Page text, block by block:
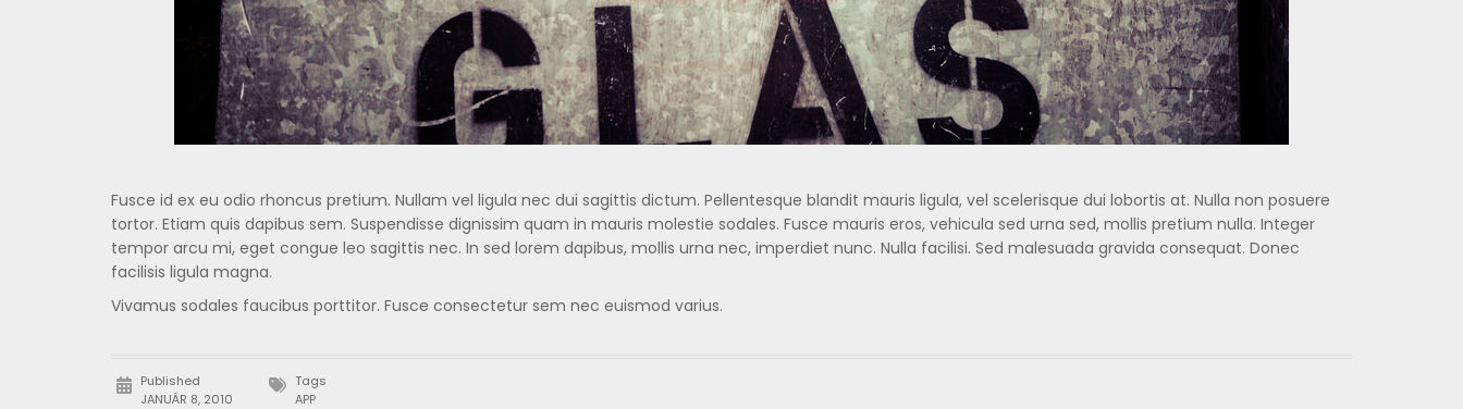
Fusce id ex eu odio rhoncus pretium. Nullam vel ligula nec dui sagittis dictum. Pellentesque blandit mauris ligula, vel scelerisque dui lobortis at. Nulla non posuere
tortor. Etiam quis dapibus sem. Suspendisse dignissim quam in mauris molestie sodales. Fusce mauris eros, vehicula sed urna sed, mollis pretium nulla. Integer
tempor arcu mi, eget congue leo sagittis nec. In sed lorem dapibus, mollis urna nec, imperdiet nunc. Nulla facilisi. Sed malesuada gravida consequat. Donec
facilisis ligula magna.
Vivamus sodales faucibus porttitor. Fusce consectetur sem nec euismod varius.
Published
JANUÁR 8, 2010
Tags
APP